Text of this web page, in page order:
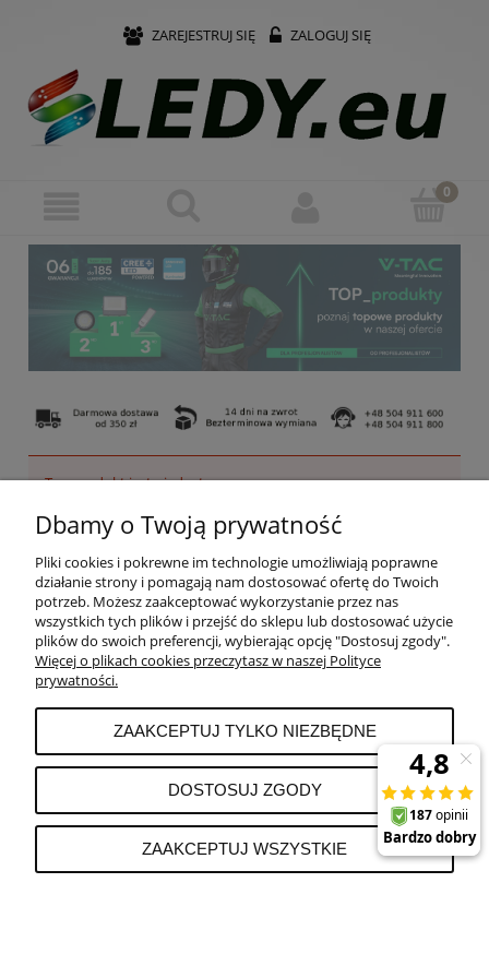
ZAREJESTRUJ SIĘ ZALOGUJ SIĘ
Ten produkt jest niedostępny.
POMOC
PŁATNOŚCI I DOSTAWA
MOJE KONTO
REKLAMACJE I ZWROTY
O FIRMIE
Dbamy o Twoją prywatność
Pliki cookies i pokrewne im technologie umożliwiają poprawne
działanie strony i pomagają nam dostosować ofertę do Twoich
potrzeb. Możesz zaakceptować wykorzystanie przez nas
wszystkich tych plików i przejść do sklepu lub dostosować użycie
plików do swoich preferencji, wybierając opcję "Dostosuj zgody".
Więcej o plikach cookies przeczytasz w naszej Polityce
prywatności.
ZAAKCEPTUJ TYLKO NIEZBĘDNE
DOSTOSUJ ZGODY
ZAAKCEPTUJ WSZYSTKIE